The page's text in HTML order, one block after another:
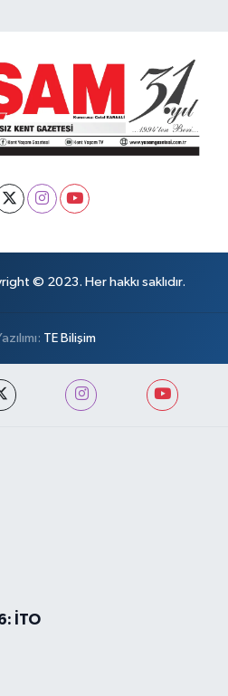
© 2023. Her hakkı saklıdır.
TE Bilişim
İTO